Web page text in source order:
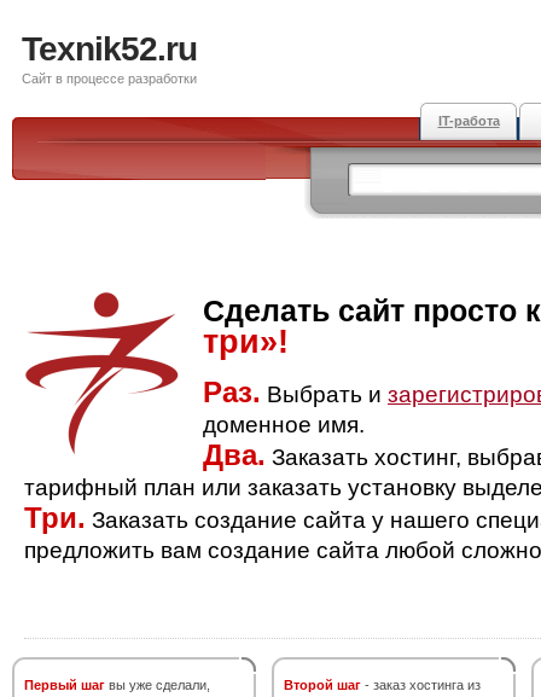
Texnik52.ru
Сайт в процессе разработки
IT-работа
Сделать сайт просто
три»!
Раз. Выбрать и
доменное имя.
Два. Заказать хостинг,
тарифный план или заказать установку
Три. Заказать создание сайта у нашего
предложить вам создание сайта любой
Первый шаг вы уже сделали,
Второй шаг - заказ хостинга из